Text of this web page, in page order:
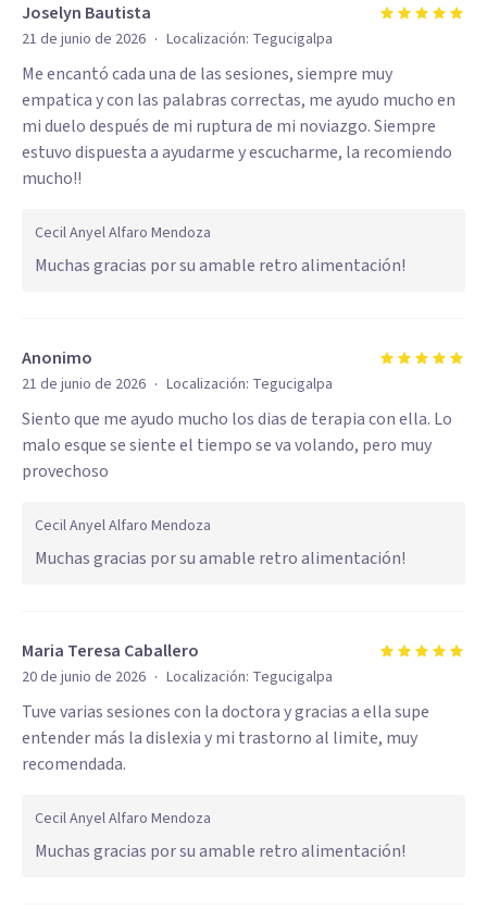
Joselyn Bautista
21 de junio de 2026 · Localización: Tegucigalpa
Me encantó cada una de las sesiones, siempre muy
empatica y con las palabras correctas, me ayudo mucho en
mi duelo después de mi ruptura de mi noviazgo. Siempre
estuvo dispuesta a ayudarme y escucharme, la recomiendo
mucho!!
Cecil Anyel Alfaro Mendoza
Muchas gracias por su amable retro alimentación!
Anonimo
21 de junio de 2026 · Localización: Tegucigalpa
Siento que me ayudo mucho los dias de terapia con ella. Lo
malo esque se siente el tiempo se va volando, pero muy
provechoso
Cecil Anyel Alfaro Mendoza
Muchas gracias por su amable retro alimentación!
Maria Teresa Caballero
20 de junio de 2026 · Localización: Tegucigalpa
Tuve varias sesiones con la doctora y gracias a ella supe
entender más la dislexia y mi trastorno al limite, muy
recomendada.
Cecil Anyel Alfaro Mendoza
Muchas gracias por su amable retro alimentación!